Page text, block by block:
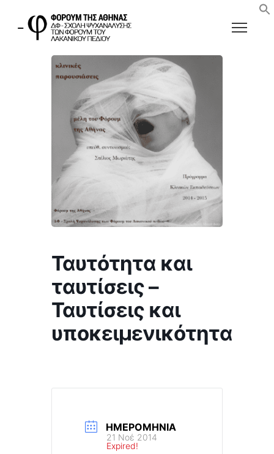
Ταυτότητα και
ταυτίσεις –
Ταυτίσεις και
υποκειμενικότητα
ΗΜΕΡΟΜΗΝΊΑ
21 Νοέ 2014
Expired!